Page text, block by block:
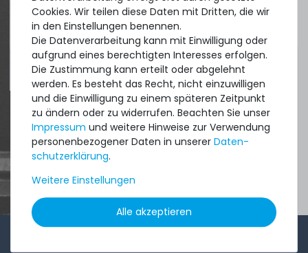
ausTres Cantos
4.96 /5.00aus8.500Bewertungen
Cookies. Wir teilen diese Daten mit Dritten, die wir
in den Einstellungen benennen.
Die Datenverarbeitung kann mit Einwilligung oder
aufgrund eines berechtigten Interesses erfolgen.
Die Zustimmung kann erteilt oder abgelehnt
werden. Es besteht das Recht, nicht einzuwilligen
und die Einwilligung zu einem späteren Zeitpunkt
zu ändern oder zu widerrufen. Beachten Sie unser
Impressum und weitere Hinweise zur Verwendung
personenbezogener Daten in unserer Daten­
schutz­erklärung.
Weitere Einstellungen
Alle akzeptieren